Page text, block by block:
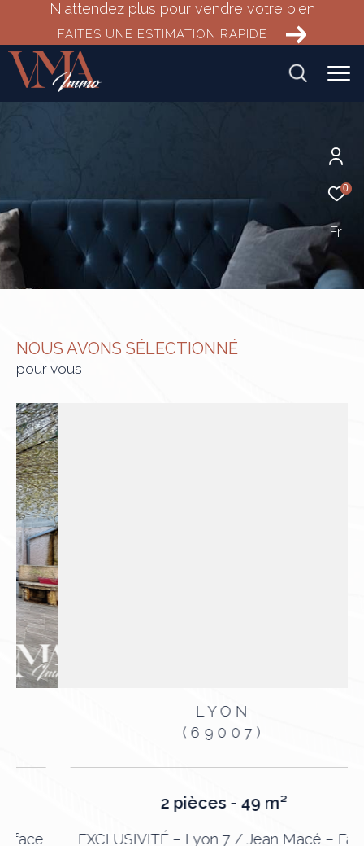
N'attendez plus pour vendre votre bien
FAITES UNE ESTIMATION RAPIDE
0
Fr
NOUS AVONS SÉLECTIONNÉ
pour vous
LYON
(69007)
2 pièces - 49 m²
EXCLUSIVITÉ – Lyon 7 / Jean Macé – Face